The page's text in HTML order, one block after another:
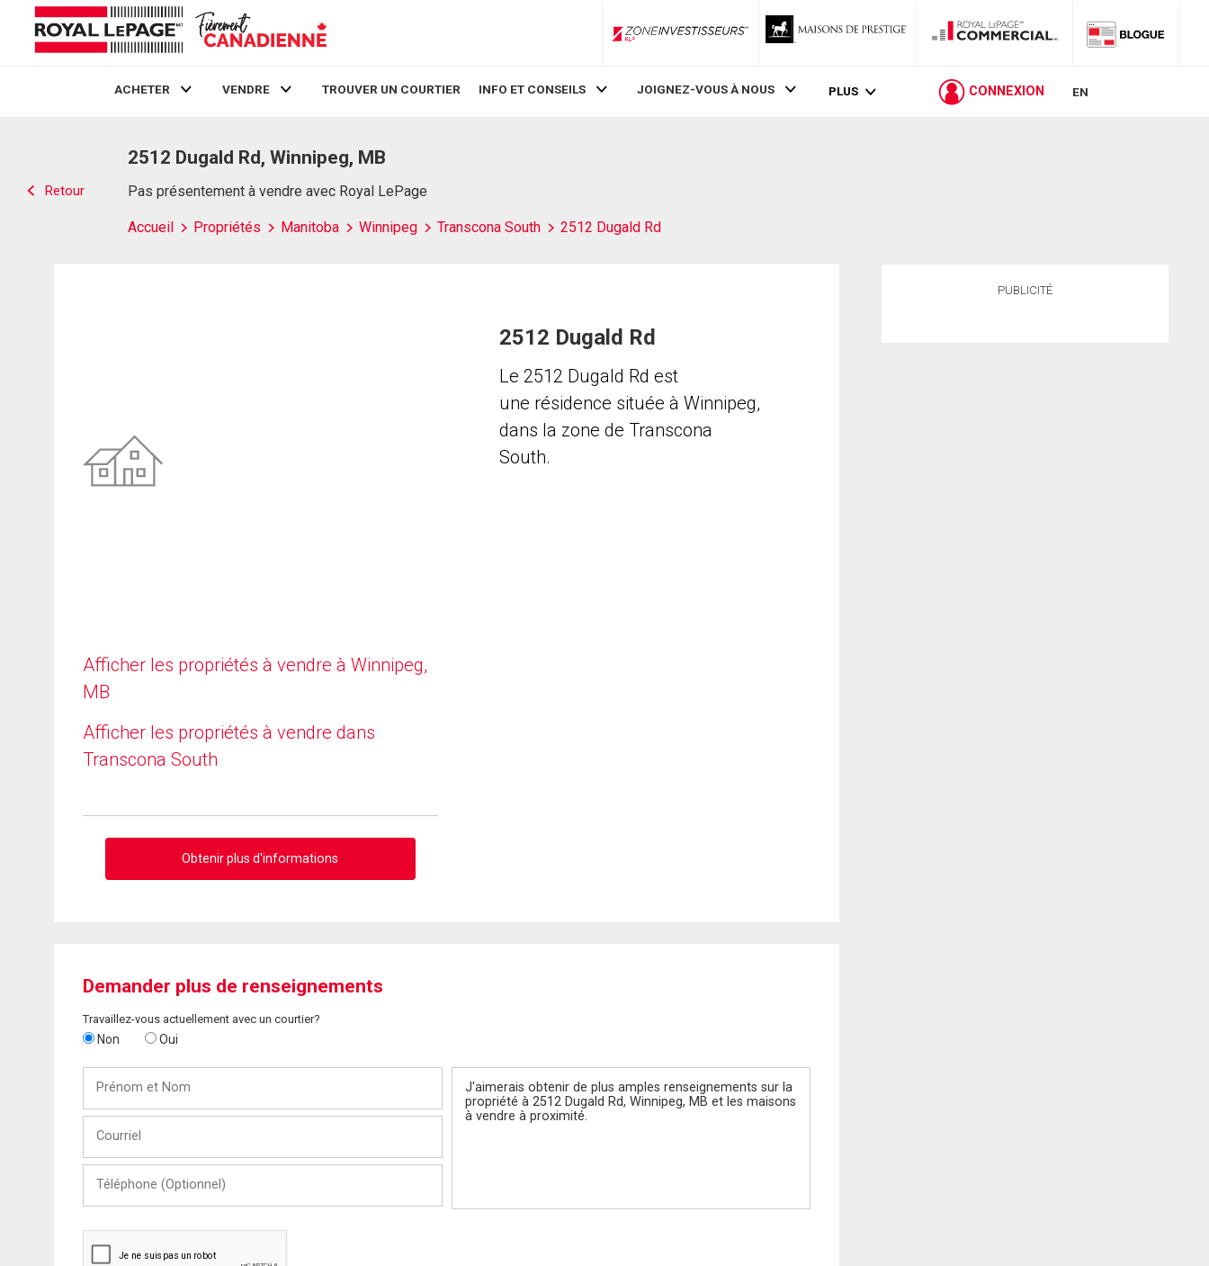
ZoneInvestisseurs RLP
ACHETER VENDRE TROUVER UN COURTIER INFO ET CONSEILS JOIGNEZ-VOUS À NOUS PLUS CONNEXION EN
Retour
2512 Dugald Rd, Winnipeg, MB
Pas présentement à vendre avec Royal LePage
Accueil Propriétés Manitoba Winnipeg Transcona South 2512 Dugald Rd
Afficher les propriétés à vendre à Winnipeg,
MB
Afficher les propriétés à vendre dans
Transcona South
Obtenir plus d'informations
2512 Dugald Rd
Le 2512 Dugald Rd est
une résidence située à Winnipeg,
dans la zone de Transcona
South.
Demander plus de renseignements
Travaillez-vous actuellement avec un courtier?
Non Oui
Nom
(Optionnel)
PUBLICITÉ